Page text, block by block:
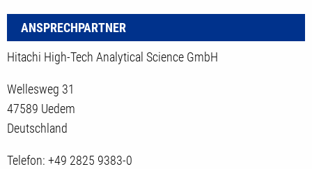
ANSPRECHPARTNER
Hitachi High-Tech Analytical Science GmbH
Wellesweg 31
47589 Uedem
Deutschland
Telefon: +49 2825 9383-0